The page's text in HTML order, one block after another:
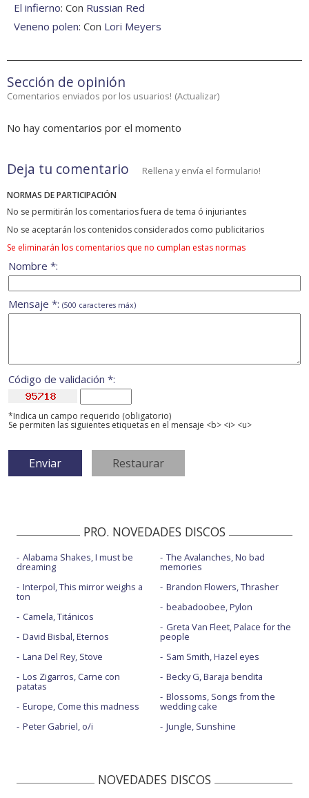
El infierno: Con Russian Red
Veneno polen: Con Lori Meyers
Sección de opinión
Comentarios enviados por los usuarios! (Actualizar)
No hay comentarios por el momento
Deja tu comentario Rellena y envía el formulario!
NORMAS DE PARTICIPACIÓN
No se permitirán los comentarios fuera de tema ó injuriantes
No se aceptarán los contenidos considerados como publicitarios
Se eliminarán los comentarios que no cumplan estas normas
Nombre *:
Mensaje *: (500 caracteres máx)
Código de validación *:
*Indica un campo requerido (obligatorio)
Se permiten las siguientes etiquetas en el mensaje <b> <i> <u>
PRO. NOVEDADES DISCOS
Alabama Shakes, I must be
dreaming
Interpol, This mirror weighs a
ton
Camela, Titánicos
David Bisbal, Eternos
Lana Del Rey, Stove
Los Zigarros, Carne con
patatas
Europe, Come this madness
Peter Gabriel, o/i
The Avalanches, No bad
memories
Brandon Flowers, Thrasher
beabadoobee, Pylon
Greta Van Fleet, Palace for the
people
Sam Smith, Hazel eyes
Becky G, Baraja bendita
Blossoms, Songs from the
wedding cake
Jungle, Sunshine
NOVEDADES DISCOS